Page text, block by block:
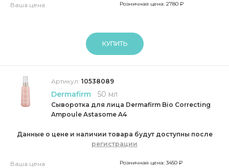
Ваша цена Розничная цена: 2780 ₽
КУПИТЬ
Артикул: 10538089
Dermafirm 50 мл
Сыворотка для лица Dermafirm Bio Correcting
Ampoule Astasome A4
Данные о цене и наличии товара будут доступны после
регистрации
Ваша цена Розничная цена: 3450 ₽